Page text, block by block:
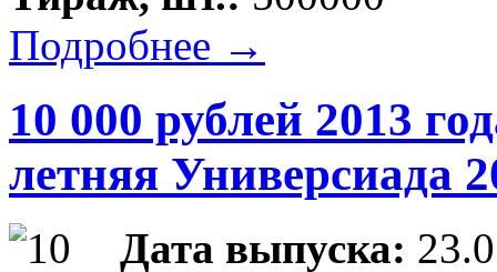
Подробнее →
10 000 рублей 2013
летняя Универсиада
Дата выпуска: